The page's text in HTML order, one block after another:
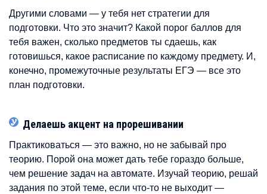
Другими словами — у тебя нет стратегии для
подготовки. Что это значит? Какой порог баллов для
тебя важен, сколько предметов ты сдаешь, как
готовишься, какое расписание по каждому предмету. И,
конечно, промежуточные результаты ЕГЭ — все это
план подготовки.
Делаешь акцент на прорешивании
Практиковаться — это важно, но не забывай про
теорию. Порой она может дать тебе гораздо больше,
чем решение задач на автомате. Изучай теорию, решай
задания по этой теме, если что-то не выходит —